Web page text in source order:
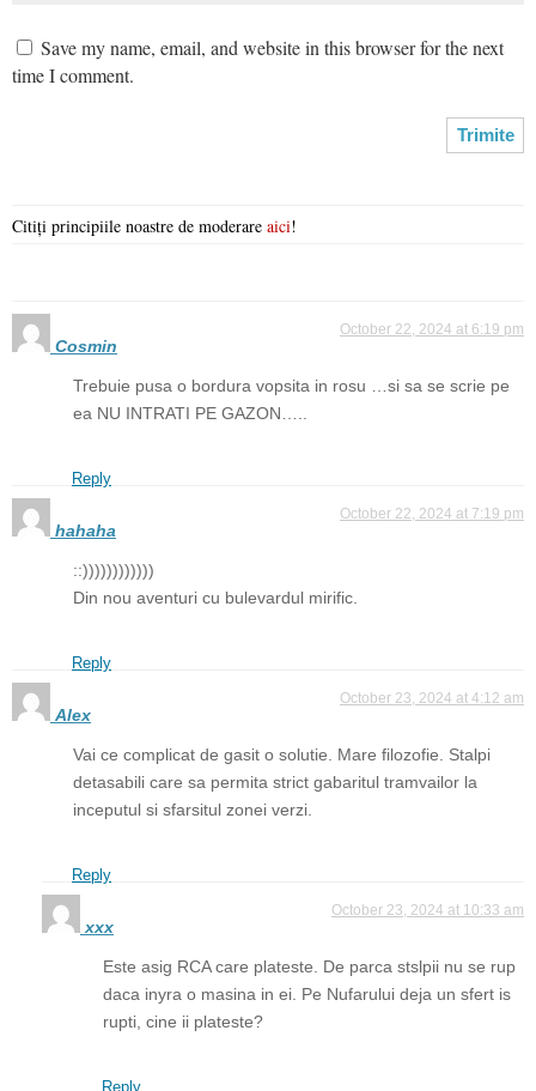
Save my name, email, and website in this browser for the next
time I comment.
Citiți principiile noastre de moderare aici!
Cosmin
October 22, 2024 at 6:19 pm
Trebuie pusa o bordura vopsita in rosu …si sa se scrie pe
ea NU INTRATI PE GAZON…..
Reply
hahaha
October 22, 2024 at 7:19 pm
::))))))))))))
Din nou aventuri cu bulevardul mirific.
Reply
Alex
October 23, 2024 at 4:12 am
Vai ce complicat de gasit o solutie. Mare filozofie. Stalpi
detasabili care sa permita strict gabaritul tramvailor la
inceputul si sfarsitul zonei verzi.
Reply
xxx
October 23, 2024 at 10:33 am
Este asig RCA care plateste. De parca stslpii nu se rup
daca inyra o masina in ei. Pe Nufarului deja un sfert is
rupti, cine ii plateste?
Reply